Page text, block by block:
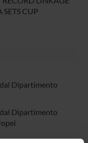
CUP
Dipartimento
Dipartimento